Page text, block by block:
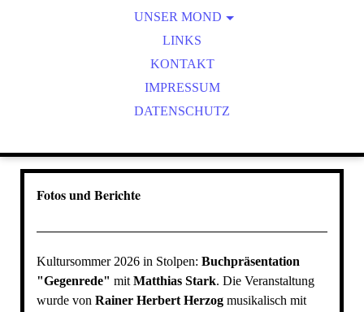
WILDTIERBEOBACHTUNGEN
UNSER MOND
MOND AKTUELL
LINKS
KONTAKT
IMPRESSUM
DATENSCHUTZ
Fotos und Berichte
Kultursommer 2026 in Stolpen: Buchpräsentation
"Gegenrede" mit Matthias Stark. Die Veranstaltung
wurde von Rainer Herbert Herzogmusikalisch mit